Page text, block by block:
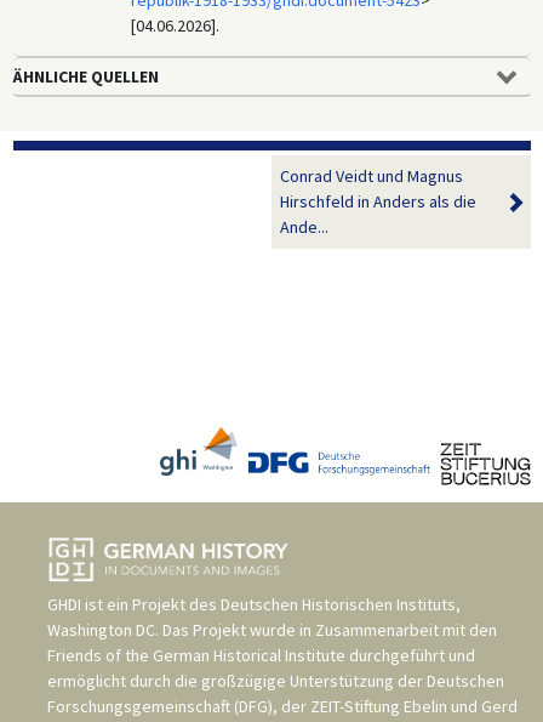
[04.06.2026].
ÄHNLICHE QUELLEN
Conrad Veidt und Magnus
Hirschfeld in Anders als die
Ande...
GHDI ist ein Projekt des Deutschen Historischen Instituts,
Washington DC. Das Projekt wurde in Zusammenarbeit mit den
Friends of the German Historical Institute durchgeführt und
ermöglicht durch die großzügige Unterstützung der Deutschen
Forschungsgemeinschaft (DFG), der ZEIT-Stiftung Ebelin und Gerd